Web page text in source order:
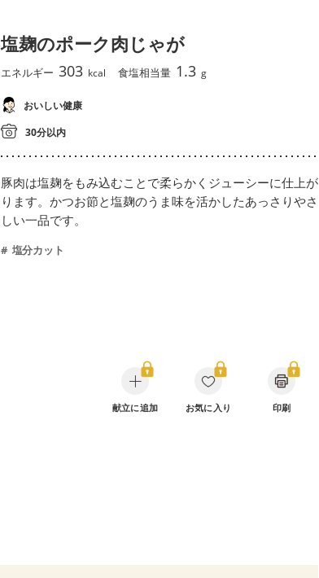
塩麹のポーク肉じゃが
エネルギー 303 kcal 食塩相当量 1.3 g
おいしい健康
30分以内
豚肉は塩麹をもみ込むことで柔らかくジューシーに仕上が
ります。かつお節と塩麹のうま味を活かしたあっさりやさ
しい一品です。
塩分カット
献立に追加 お気に入り 印刷